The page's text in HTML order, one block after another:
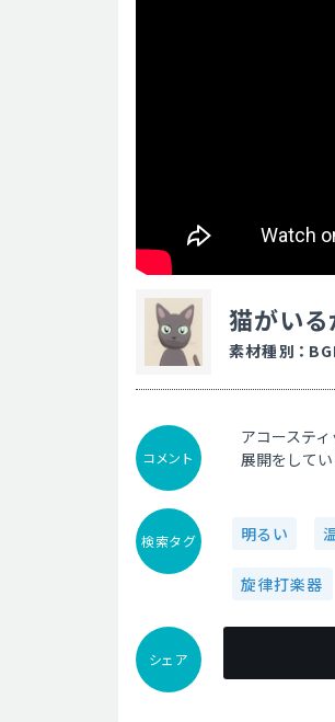
猫がいる
素材種別 ：
コメント
アコーステ
展開をしてい
検索タグ 明るい
旋律打楽器
シェア